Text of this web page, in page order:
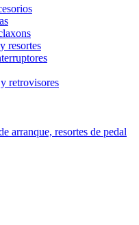
resortes
retrovisores
arranque, resortes de pedal